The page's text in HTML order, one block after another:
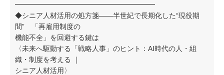
━━━━━━━━━━━━━━━━━━━━
◆シニア人材活用の処方箋——半世紀で長期化した“現役期
間” 「再雇用制度の
機能不全」を回避する鍵は
〈 未来へ駆動する「戦略人事」のヒント：AI時代の人・組
織・制度を考える ｜
シニア人材活用〉